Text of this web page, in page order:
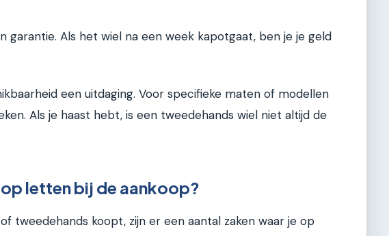
garantie. Als het wiel na een week kapotgaat, ben je je geld
een uitdaging. Voor specifieke maten of modellen
Als je haast hebt, is een tweedehands wiel niet altijd de
letten bij de aankoop?
tweedehands koopt, zijn er een aantal zaken waar je op